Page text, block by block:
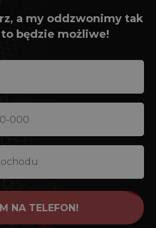
a my oddzwonimy tak
będzie możliwe!
NA TELEFON!